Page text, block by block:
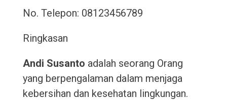
No. Telepon: 08123456789
Ringkasan
Andi Susanto adalah seorang Orang
yang berpengalaman dalam menjaga
kebersihan dan kesehatan lingkungan.